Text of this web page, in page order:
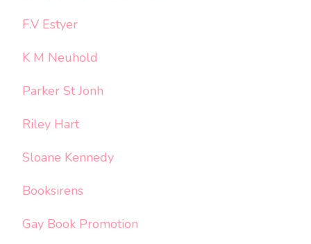
F.V Estyer
K M Neuhold
Parker St Jonh
Riley Hart
Sloane Kennedy
Booksirens
Gay Book Promotion